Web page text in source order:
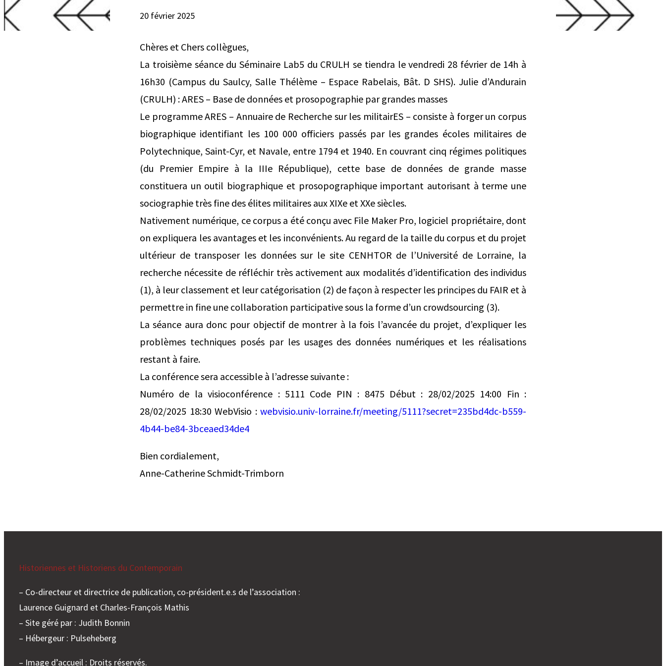
20 février 2025
Chères et Chers collègues,
La troisième séance du Séminaire Lab5 du CRULH se tiendra le vendredi 28 février de 14h à
16h30 (Campus du Saulcy, Salle Thélème – Espace Rabelais, Bât. D SHS). Julie d’Andurain
(CRULH) : ARES – Base de données et prosopographie par grandes masses
Le programme ARES – Annuaire de Recherche sur les militairES – consiste à forger un corpus
biographique identifiant les 100 000 officiers passés par les grandes écoles militaires de
Polytechnique, Saint-Cyr, et Navale, entre 1794 et 1940. En couvrant cinq régimes politiques
(du Premier Empire à la IIIe République), cette base de données de grande masse
constituera un outil biographique et prosopographique important autorisant à terme une
sociographie très fine des élites militaires aux XIXe et XXe siècles.
Nativement numérique, ce corpus a été conçu avec File Maker Pro, logiciel propriétaire, dont
on expliquera les avantages et les inconvénients. Au regard de la taille du corpus et du projet
ultérieur de transposer les données sur le site CENHTOR de l’Université de Lorraine, la
recherche nécessite de réfléchir très activement aux modalités d’identification des individus
(1), à leur classement et leur catégorisation (2) de façon à respecter les principes du FAIR et à
permettre in fine une collaboration participative sous la forme d’un crowdsourcing (3).
La séance aura donc pour objectif de montrer à la fois l’avancée du projet, d’expliquer les
problèmes techniques posés par les usages des données numériques et les réalisations
restant à faire.
La conférence sera accessible à l’adresse suivante :
Numéro de la visioconférence : 5111 Code PIN : 8475 Début : 28/02/2025 14:00 Fin :
28/02/2025 18:30 WebVisio : webvisio.univ-lorraine.fr/meeting/5111?secret=235bd4dc-b559-
4b44-be84-3bceaed34de4
Bien cordialement,
Anne-Catherine Schmidt-Trimborn
Historiennes et Historiens du Contemporain
– Co-directeur et directrice de publication, co-président.e.s de l’association :
Laurence Guignard et Charles-François Mathis
– Site géré par : Judith Bonnin
– Hébergeur : Pulseheberg
– Image d’accueil : Droits réservés.